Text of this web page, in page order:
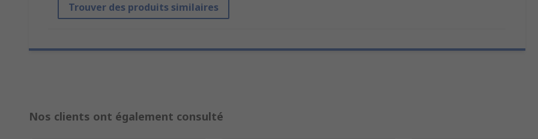
Trouver des produits similaires
Nos clients ont également consulté